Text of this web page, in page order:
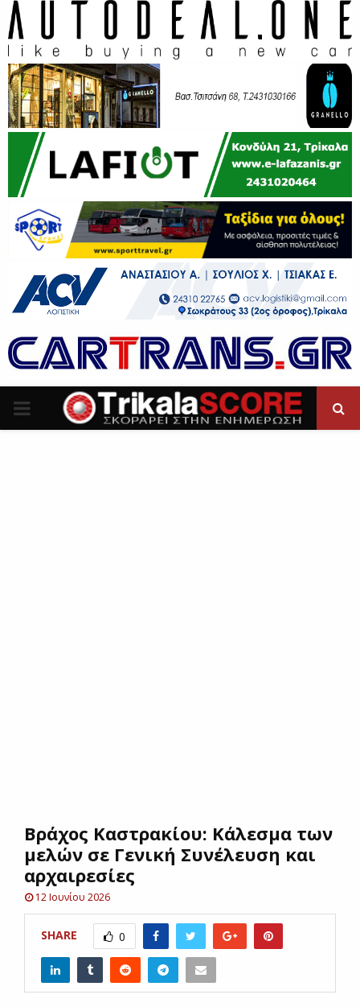
P
UΒράχος Καστρακίου: Κάλεσμα των
μελών σε Γενική Συνέλευση και
αρχαιρεσίες
12 Ιουνίου 2026
SHARE 0